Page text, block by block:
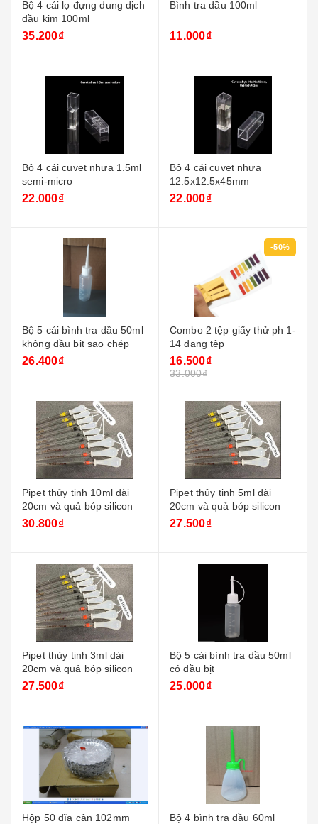
Bộ 4 cái lọ đựng dung dịch
đầu kim 100ml
35.200₫
Bình tra dầu 100ml
11.000₫
Bộ 4 cái cuvet nhựa 1.5ml
semi-micro
22.000₫
Bộ 4 cái cuvet nhựa
12.5x12.5x45mm
22.000₫
Bộ 5 cái bình tra dầu 50ml
không đầu bịt sao chép
26.400₫
-50%
Combo 2 tệp giấy thử ph 1-
14 dạng tệp
16.500₫
33.000₫
Pipet thủy tinh 10ml dài
20cm và quả bóp silicon
30.800₫
Pipet thủy tinh 5ml dài
20cm và quả bóp silicon
27.500₫
Pipet thủy tinh 3ml dài
20cm và quả bóp silicon
27.500₫
Bộ 5 cái bình tra dầu 50ml
có đầu bịt
25.000₫
Hộp 50 đĩa cân 102mm Bộ 4 bình tra dầu 60ml